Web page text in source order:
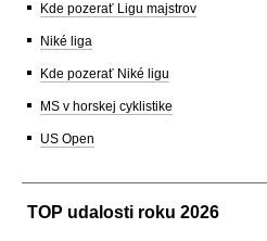
Kde pozerať Ligu majstrov
Niké liga
Kde pozerať Niké ligu
MS v horskej cyklistike
US Open
TOP udalosti roku 2026